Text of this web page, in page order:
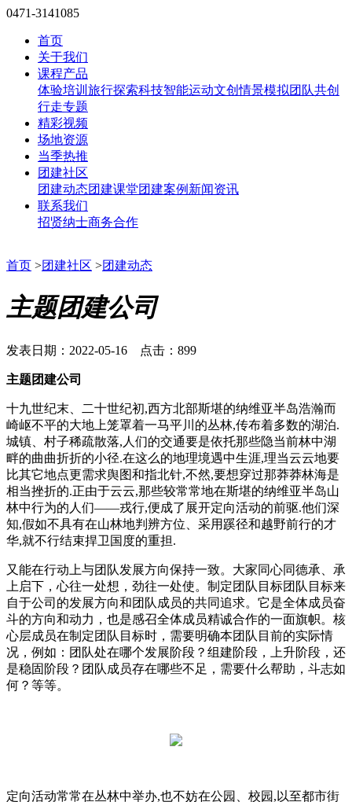
0471-3141085
首页
关于我们
课程产品
体验培训 旅行探索科技智能运动文创情景模拟团队共创
行走专题
精彩视频
场地资源
当季热推
团建社区
团建动态团建课堂团建案例 新闻资讯
联系我们
招贤纳士商务合作
首页 >团建社区 >团建动态
主题团建公司
发表日期：2022-05-16 点击：899
主题团建公司
十九世纪末、二十世纪初,西方北部斯堪的纳维亚半岛浩瀚而
崎岖不平的大地上笼罩着一马平川的丛林,传布着多数的湖泊.
城镇、村子稀疏散落,人们的交通要是依托那些隐当前林中湖
畔的曲曲折折的小径.在这么的地理境遇中生涯,理当云云地要
比其它地点更需求舆图和指北针,不然,要想穿过那莽莽林海是
相当挫折的.正由于云云,那些较常常地在斯堪的纳维亚半岛山
林中行为的人们——戎行,便成了展开定向活动的前驱.他们深
知,假如不具有在山林地判辨方位、采用蹊径和越野前行的才
华,就不行结束捍卫国度的重担.
又能在行动上与团队发展方向保持一致。大家同心同德承、承
上启下，心往一处想，劲往一处使。制定团队目标团队目标来
自于公司的发展方向和团队成员的共同追求。它是全体成员奋
斗的方向和动力，也是感召全体成员精诚合作的一面旗帜。核
心层成员在制定团队目标时，需要明确本团队目前的实际情
况，例如：团队处在哪个发展阶段？组建阶段，上升阶段，还
是稳固阶段？团队成员存在哪些不足，需要什么帮助，斗志如
何？等等。
定向活动常常在丛林中举办,也不妨在公园、校园,以至都市街